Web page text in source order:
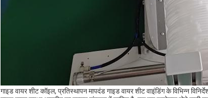
गाइड वायर शीट कॉइल, प्रतिस्थापन मापदंड गाइड वायर शीट वाइंडिंग के विभिन्न